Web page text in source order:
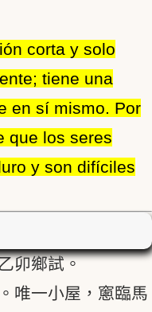
corta y solo
tiene una
en sí mismo. Por
que los seres
y son difíciles
卯鄉試。
唯一小屋，窻臨馬